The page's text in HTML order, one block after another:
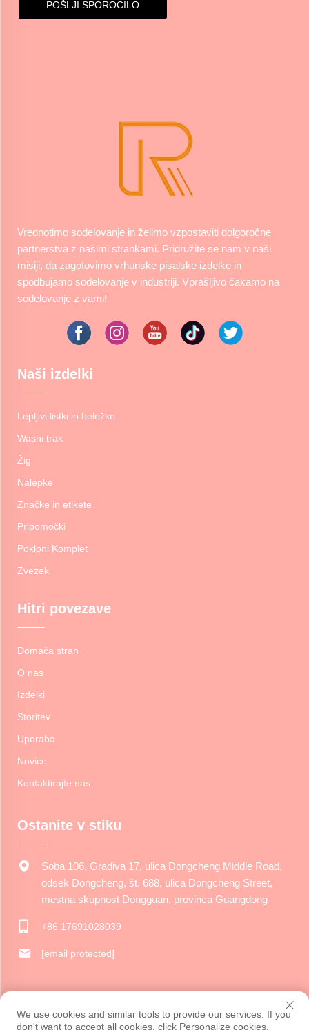
POŠLJI SPOROCILO
Vrednotimo sodelovanje in želimo vzpostaviti dolgoročne
partnerstva z našimi strankami. Pridružite se nam v naši
misiji, da zagotovimo vrhunske pisalske izdelke in
spodbujamo sodelovanje v industriji. Vprašljivo čakamo na
sodelovanje z vami!
Naši izdelki
Lepljivi listki in beležke
Washi trak
Žig
Nalepke
Značke in etikete
Pripomočki
Pokloni Komplet
Zvezek
Hitri povezave
Domača stran
O nas
Izdelki
Storitev
Uporaba
Novice
Kontaktirajte nas
Ostanite v stiku
Soba 106, Gradiva 17, ulica Dongcheng Middle Road,
odsek Dongcheng, št. 688, ulica Dongcheng Street,
mestna skupnost Dongguan, provinca Guangdong
+86 17691028039
[email protected]
Avtorske pravice © 2024 Podjetje Dongguan Jiarui Cultural Creative
Co., Ltd. Vse pravice pridržane. Pravilnik o zasebnosti
We use cookies and similar tools to provide our services. If you
don't want to accept all cookies, click Personalize cookies.